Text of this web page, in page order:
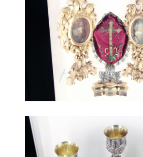
beni ecclesiastici 2